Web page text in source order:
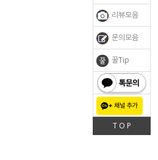
리뷰모음
문의모음
꿀Tip
톡문의
T O P